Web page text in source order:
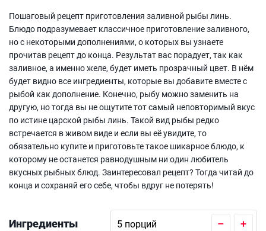
Пошаговый рецепт приготовления заливной рыбы линь.
Блюдо подразумевает классичное приготовление заливного,
но с некоторыми дополнениями, о которых вы узнаете
прочитав рецепт до конца. Результат вас порадует, так как
заливное, а именно желе, будет иметь прозрачный цвет. В нём
будет видно все ингредиенты, которые вы добавите вместе с
рыбой как дополнение. Конечно, рыбу можно заменить на
другую, но тогда вы не ощутите тот самый неповторимый вкус
по истине царской рыбы линь. Такой вид рыбы редко
встречается в живом виде и если вы её увидите, то
обязательно купите и приготовьте такое шикарное блюдо, к
которому не останется равнодушным ни один любитель
вкусных рыбных блюд. Заинтересовал рецепт? Тогда читай до
конца и сохраняй его себе, чтобы вдруг не потерять!
Ингредиенты – +